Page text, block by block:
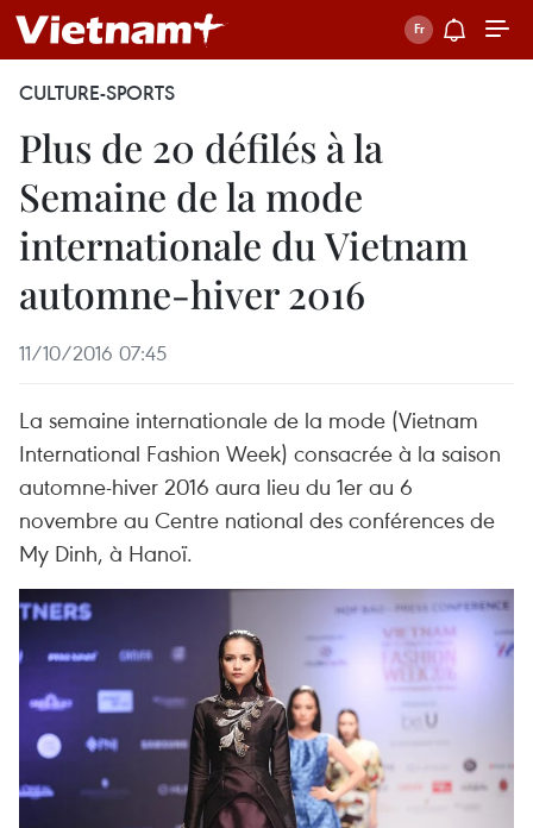
CULTURE-SPORTS
Plus de 20 défilés à la
Semaine de la mode
internationale du Vietnam
automne-hiver 2016
11/10/2016 07:45
La semaine internationale de la mode (Vietnam
International Fashion Week) consacrée à la saison
automne-hiver 2016 aura lieu du 1er au 6
novembre au Centre national des conférences de
My Dinh, à Hanoï.